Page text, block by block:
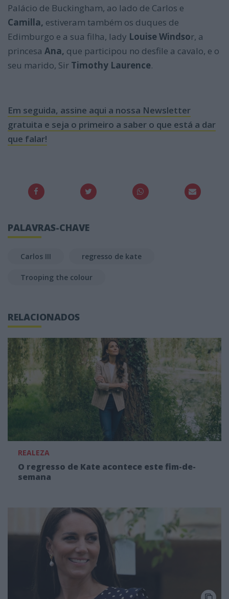
Palácio de Buckingham, ao lado de Carlos e
Camilla, estiveram também os duques de
Edimburgo e a sua filha, lady Louise Windsor, a
princesa Ana, que participou no desfile a cavalo, e o
seu marido, Sir Timothy Laurence.
Em seguida, assine aqui a nossa Newsletter
gratuita e seja o primeiro a saber o que está a dar
que falar!
PALAVRAS-CHAVE
Carlos III regresso de kate
Trooping the colour
RELACIONADOS
REALEZA
O regresso de Kate acontece este fim-de-
semana